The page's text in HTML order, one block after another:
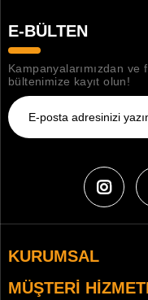
E-BÜLTEN
Kampanyalarımızdan
bültenimize kayıt olun!
KURUMSAL
MÜŞTERI